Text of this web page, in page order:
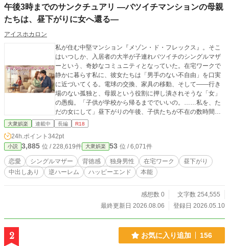
午後3時までのサンクチュアリ ―バツイチマンションの母親
たちは、昼下がりに女へ還る―
アイスホカロン
私が住む中堅マンション『メゾン・ド・フレックス』。そこ
はいつしか、入居者の大半が子連れバツイチのシングルマザ
ーという、奇妙なコミュニティとなっていた。在宅ワークで
静かに暮らす私に、彼女たちは「男手のない不自由」を口実
に近づいてくる。電球の交換、家具の移動、そして——行き
場のない孤独と、母親という役割に押し潰されそうな「女」
の愚痴。「子供が学校から帰るまででいいの。……私を、た
だの女にして」昼下がりの午後、子供たちが不在の数時間。
エントランスでママ友として微笑み合う彼女たちは、私の部
ではない。愛でもない。これは、明日も「お母さん」として
生きるための、刹那の逃避行。私は彼女たちの性欲のゴミ箱
であり、唯一の理解者。放課後のチャイムが鳴るまで、この
部屋は彼女たちが「女」に戻れる、世界で唯一の聖域（サン
クチュアリ）だった。
大衆娯楽 連載中 長編 R18
24h.ポイント 342pt
小説 3,885 位 / 228,619件 大衆娯楽 53 位 / 6,071件
恋愛 シングルマザー 背徳感 独身男性 在宅ワーク
昼下がり
中出しあり
逆ハーレム ハッピーエンド 本能
感想数 0
文字数 254,555
最終更新日 2026.08.06
登録日 2026.05.10
2 お気に入り追加 156